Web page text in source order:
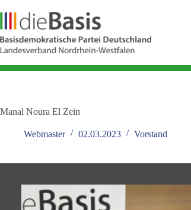
Inhalt
springen
Manal Noura El Zein
Webmaster 02.03.2023 Vorstand